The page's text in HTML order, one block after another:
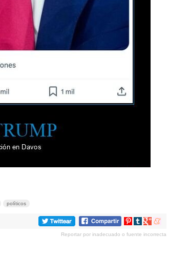
políticos
Compartir
Pinterest
Compartir
tumblr
Compartir
Google+
Compartir
meneame
Reportar por inadecuado o fuente incorrecta